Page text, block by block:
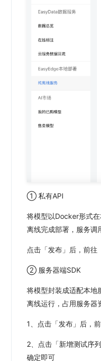
① 私有API
将模型以Docker形式
离线完成部署，服务调
点击「发布」后，前
② 服务器端SDK
将模型封装成适配本地
离线运行，占用服务器
1、点击「发布」后，
2、点击「新增测试序
确定即可